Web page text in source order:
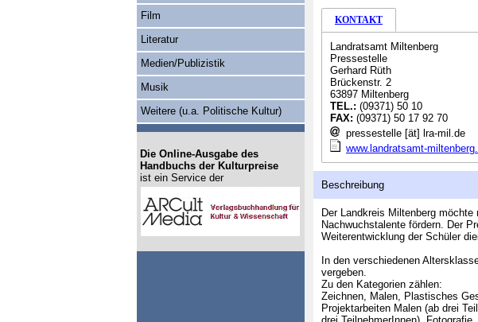
KONTAKT
Landratsamt Miltenberg
Pressestelle
Gerhard Rüth
Brückenstr. 2
63897 Miltenberg
TEL.: (09371) 50 10
FAX: (09371) 50 17 92 70
pressestelle [ät] lra-mil.de
www.landratsamt-
Beschreibung
Der Landkreis Miltenberg
Nachwuchstalente fördern. Der
Weiterentwicklung der Schüler
In den verschiedenen
vergeben.
Zu den Kategorien zählen:
Zeichnen, Malen, Plastisches
Projektarbeiten Malen (ab drei
Film
Literatur
Medien/Publizistik
Musik
Weitere (u.a. Politische Kultur)
Die Online-Ausgabe des
Handbuchs der Kulturpreise
ist ein Service der